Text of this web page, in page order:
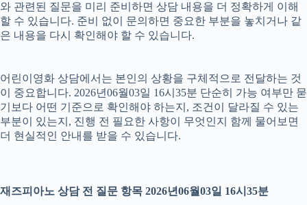
와 관련된 질문을 미리 준비하면 상담 내용을 더 정확하게 이해
할 수 있습니다. 준비 없이 문의하면 중요한 부분을 놓치거나 같
은 내용을 다시 확인해야 할 수 있습니다.
어린이영화 상담에서는 본인의 상황을 구체적으로 전달하는 것
이 중요합니다. 2026년06월03일 16시35분 단순히 가능 여부만 묻
기보다 어떤 기준으로 확인해야 하는지, 조건이 달라질 수 있는
부분이 있는지, 진행 전 필요한 사항이 무엇인지 함께 물어보면
더 현실적인 안내를 받을 수 있습니다.
재즈피아노 상담 전 질문 항목 2026년06월03일 16시35분